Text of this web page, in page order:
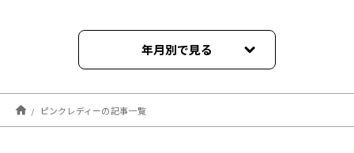
年月別で見る
2024年06月
ピンクレディーの記事一覧